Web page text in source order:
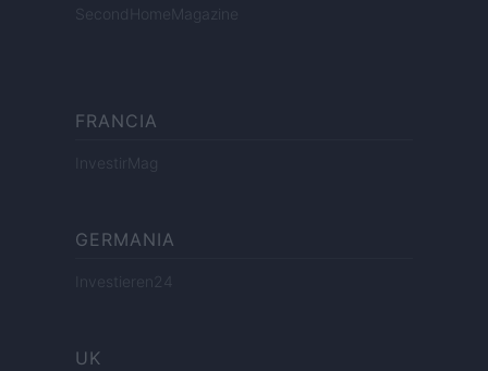
SecondHomeMagazine
FRANCIA
InvestirMag
GERMANIA
Investieren24
UK